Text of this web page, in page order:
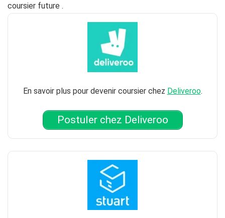
coursier future .
En savoir plus pour devenir coursier chez Deliveroo.
Postuler chez Deliveroo